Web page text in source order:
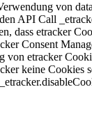
von
API Call
dass etracker
Consent
von etracker
keine Cookies